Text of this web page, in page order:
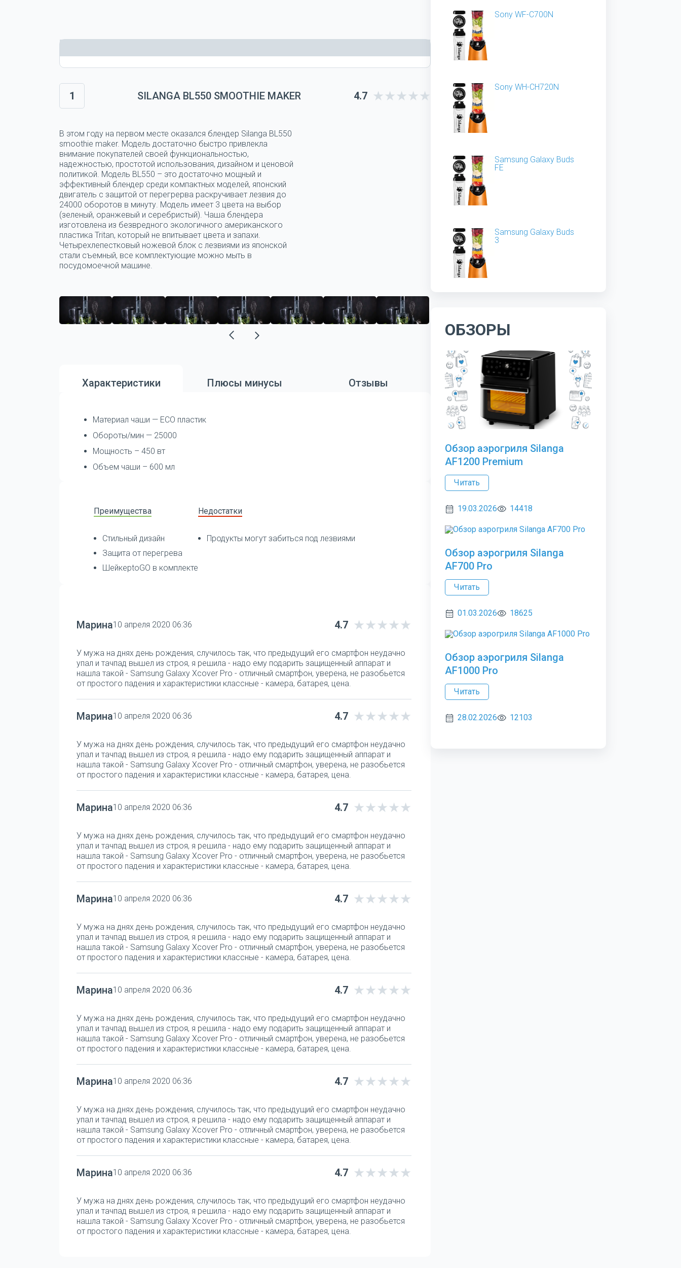
1 SILANGA BL550 SMOOTHIE MAKER 4.7
В этом году на первом месте оказался блендер Silanga BL550
smoothie maker. Модель достаточно быстро привлекла
внимание покупателей своей функциональностью,
надежностью, простотой использования, дизайном и ценовой
политикой. Модель BL550 – это достаточно мощный и
эффективный блендер среди компактных моделей, японский
двигатель с защитой от перегрерва раскручивает лезвия до
24000 оборотов в минуту. Модель имеет 3 цвета на выбор
(зеленый, оранжевый и серебристый). Чаша блендера
изготовлена из безвредного экологичного американского
пластика Tritan, который не впитывает цвета и запахи.
Четырехлепестковый ножевой блок с лезвиями из японской
стали съемный, все комплектующие можно мыть в
посудомоечной машине.
Характеристики Плюсы минусы Отзывы
Материал чаши — ECO пластик
Обороты/мин — 25000
Мощность – 450 вт
Объем чаши – 600 мл
Преимущества
Стильный дизайн
Защита от перегрева
ШейкерtoGO в комплекте
Недостатки
Продукты могут забиться под лезвиями
Марина10 апреля 2020 06:36 4.7
У мужа на днях день рождения, случилось так, что предыдущий его смартфон неудачно
упал и тачпад вышел из строя, я решила - надо ему подарить защищенный аппарат и
нашла такой - Samsung Galaxy Xcover Pro - отличный смартфон, уверена, не разобьется
от простого падения и характеристики классные - камера, батарея, цена.
Марина10 апреля 2020 06:36 4.7
У мужа на днях день рождения, случилось так, что предыдущий его смартфон неудачно
упал и тачпад вышел из строя, я решила - надо ему подарить защищенный аппарат и
нашла такой - Samsung Galaxy Xcover Pro - отличный смартфон, уверена, не разобьется
от простого падения и характеристики классные - камера, батарея, цена.
Марина10 апреля 2020 06:36 4.7
У мужа на днях день рождения, случилось так, что предыдущий его смартфон неудачно
упал и тачпад вышел из строя, я решила - надо ему подарить защищенный аппарат и
нашла такой - Samsung Galaxy Xcover Pro - отличный смартфон, уверена, не разобьется
от простого падения и характеристики классные - камера, батарея, цена.
Марина10 апреля 2020 06:36 4.7
У мужа на днях день рождения, случилось так, что предыдущий его смартфон неудачно
упал и тачпад вышел из строя, я решила - надо ему подарить защищенный аппарат и
нашла такой - Samsung Galaxy Xcover Pro - отличный смартфон, уверена, не разобьется
от простого падения и характеристики классные - камера, батарея, цена.
Марина10 апреля 2020 06:36 4.7
У мужа на днях день рождения, случилось так, что предыдущий его смартфон неудачно
упал и тачпад вышел из строя, я решила - надо ему подарить защищенный аппарат и
нашла такой - Samsung Galaxy Xcover Pro - отличный смартфон, уверена, не разобьется
от простого падения и характеристики классные - камера, батарея, цена.
Марина10 апреля 2020 06:36 4.7
У мужа на днях день рождения, случилось так, что предыдущий его смартфон неудачно
упал и тачпад вышел из строя, я решила - надо ему подарить защищенный аппарат и
нашла такой - Samsung Galaxy Xcover Pro - отличный смартфон, уверена, не разобьется
от простого падения и характеристики классные - камера, батарея, цена.
Марина10 апреля 2020 06:36 4.7
У мужа на днях день рождения, случилось так, что предыдущий его смартфон неудачно
упал и тачпад вышел из строя, я решила - надо ему подарить защищенный аппарат и
нашла такой - Samsung Galaxy Xcover Pro - отличный смартфон, уверена, не разобьется
от простого падения и характеристики классные - камера, батарея, цена.
Sony WF-C700N
Sony WH-CH720N
Samsung Galaxy Buds
FE
Samsung Galaxy Buds
3
ОБЗОРЫ
Обзор аэрогриля Silanga
AF1200 Premium
Читать
19.03.2026 14418
Обзор аэрогриля Silanga
AF700 Pro
Читать
01.03.2026 18625
Обзор аэрогриля Silanga
AF1000 Pro
Читать
28.02.2026 12103